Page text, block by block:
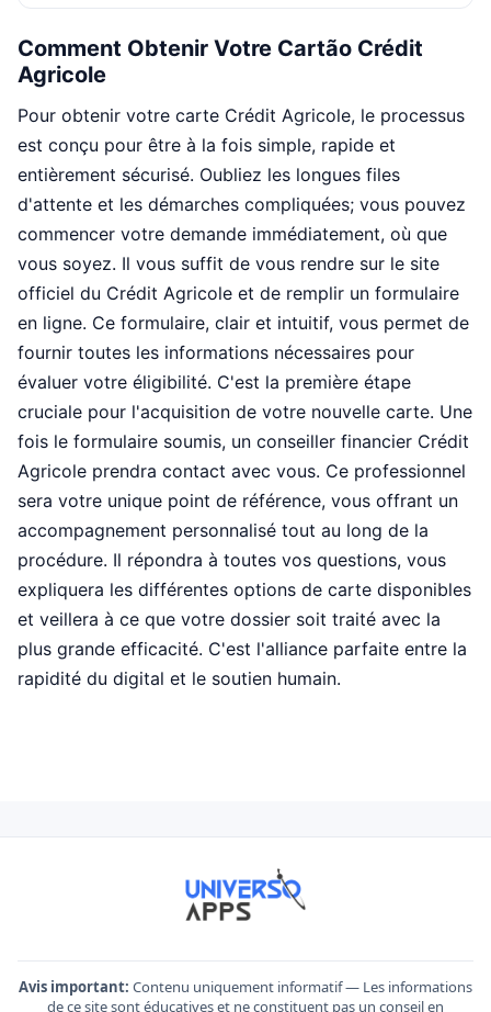
Comment Obtenir Votre Cartão Crédit
Agricole
Pour obtenir votre carte Crédit Agricole, le processus
est conçu pour être à la fois simple, rapide et
entièrement sécurisé. Oubliez les longues files
d'attente et les démarches compliquées; vous pouvez
commencer votre demande immédiatement, où que
vous soyez. Il vous suffit de vous rendre sur le site
officiel du Crédit Agricole et de remplir un formulaire
en ligne. Ce formulaire, clair et intuitif, vous permet de
fournir toutes les informations nécessaires pour
évaluer votre éligibilité. C'est la première étape
cruciale pour l'acquisition de votre nouvelle carte. Une
fois le formulaire soumis, un conseiller financier Crédit
Agricole prendra contact avec vous. Ce professionnel
sera votre unique point de référence, vous offrant un
accompagnement personnalisé tout au long de la
procédure. Il répondra à toutes vos questions, vous
expliquera les différentes options de carte disponibles
et veillera à ce que votre dossier soit traité avec la
plus grande efficacité. C'est l'alliance parfaite entre la
rapidité du digital et le soutien humain.
Avis important: Contenu uniquement informatif — Les informations
de ce site sont éducatives et ne constituent pas un conseil en